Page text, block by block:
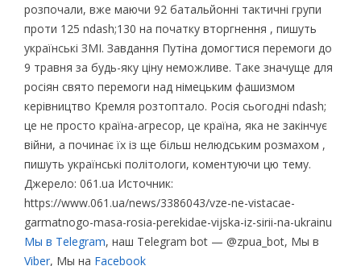
розпочали, вже маючи 92 батальйонні тактичні групи
проти 125 ndash;130 на початку вторгнення , пишуть
українські ЗМІ. Завдання Путіна домогтися перемоги до
9 травня за будь-яку ціну неможливе. Таке значуще для
росіян свято перемоги над німецьким фашизмом
керівництво Кремля розтоптало. Росія сьогодні ndash;
це не просто країна-агресор, це країна, яка не закінчує
війни, а починає їх із ще більш нелюдським розмахом ,
пишуть українські політологи, коментуючи цю тему.
Джерело: 061.ua Источник:
https://www.061.ua/news/3386043/vze-ne-vistacae-
garmatnogo-masa-rosia-perekidae-vijska-iz-sirii-na-ukrainu
Мы в Telegram, наш Telegram bot — @zpua_bot, Мы в
Viber, Мы на Facebook